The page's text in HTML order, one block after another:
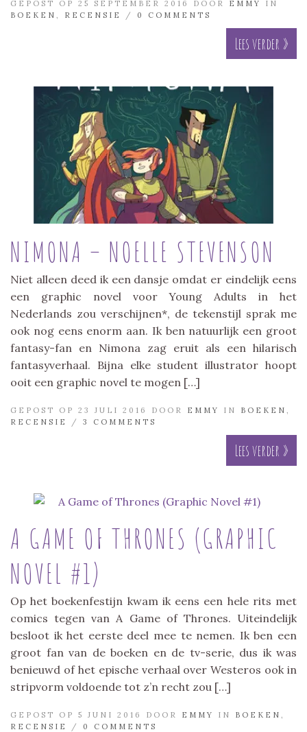
GEPOST OP 25 SEPTEMBER 2016 DOOR EMMY
IN
BOEKEN
RECENSIE / 0 COMMENTS
Lees verder »
NIMONA – NOELLE STEVENSON
Niet alleen deed ik een dansje omdat er eindelijk eens
een graphic novel voor Young Adults in het
Nederlands zou verschijnen*, de tekenstijl sprak me
ook nog eens enorm aan. Ik ben natuurlijk een groot
fantasy-fan en Nimona zag eruit als een hilarisch
fantasyverhaal. Bijna elke student illustrator hoopt
ooit een graphic novel te mogen […]
GEPOST OP 23 JULI 2016 DOOR EMMY IN BOEKEN
RECENSIE
/ 3 COMMENTS
Lees verder »
A GAME OF THRONES (GRAPHIC
NOVEL #1)
Op het boekenfestijn kwam ik eens een hele rits met
comics tegen van A Game of Thrones. Uiteindelijk
besloot ik het eerste deel mee te nemen. Ik ben een
groot fan van de boeken en de tv-serie, dus ik was
benieuwd of het epische verhaal over Westeros ook in
stripvorm voldoende tot z’n recht zou […]
GEPOST OP 5 JUNI 2016 DOOR EMMY IN BOEKEN
RECENSIE
/ 0 COMMENTS